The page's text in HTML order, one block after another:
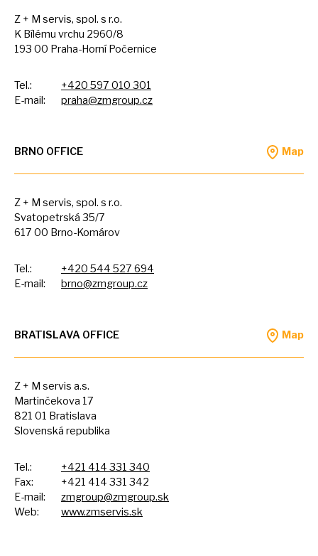
Z + M servis, spol. s r.o.
K Bílému vrchu 2960/8
193 00 Praha-Horní Počernice
Tel.:
+420 597 010 301
E-mail:
praha@zmgroup.cz
BRNO OFFICE Map
Z + M servis, spol. s r.o.
Svatopetrská 35/7
617 00 Brno-Komárov
Tel.:
+420 544 527 694
E-mail:
brno@zmgroup.cz
BRATISLAVA OFFICE Map
Z + M servis a.s.
Martinčekova 17
821 01 Bratislava
Slovenská republika
Tel.:
+421 414 331 340
Fax:
+421 414 331 342
E-mail:
zmgroup@zmgroup.sk
Web:
www.zmservis.sk